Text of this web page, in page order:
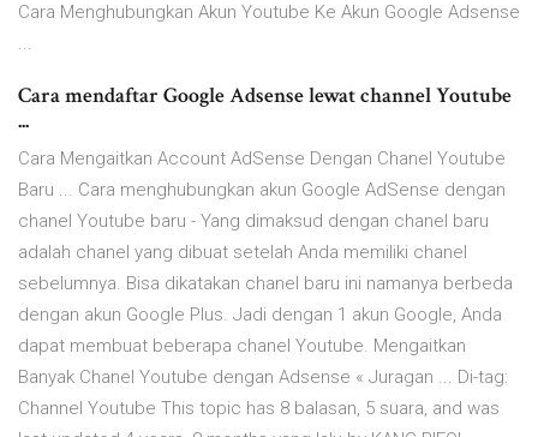
Cara Menghubungkan Akun Youtube Ke Akun Google Adsense
...
Cara mendaftar Google Adsense lewat channel Youtube
...
Cara Mengaitkan Account AdSense Dengan Chanel Youtube
Baru ... Cara menghubungkan akun Google AdSense dengan
chanel Youtube baru - Yang dimaksud dengan chanel baru
adalah chanel yang dibuat setelah Anda memiliki chanel
sebelumnya. Bisa dikatakan chanel baru ini namanya berbeda
dengan akun Google Plus. Jadi dengan 1 akun Google, Anda
dapat membuat beberapa chanel Youtube. Mengaitkan
Banyak Chanel Youtube dengan Adsense « Juragan ... Di-tag:
Channel Youtube This topic has 8 balasan, 5 suara, and was